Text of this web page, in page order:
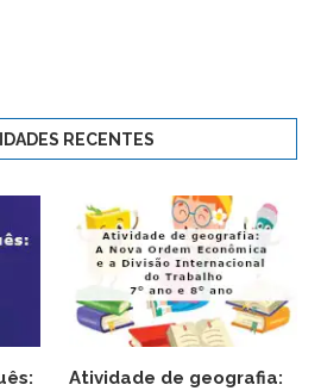
RECENTES
Atividade de geografia: